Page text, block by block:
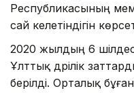
Республикасының
сай келетіндігін
2020 жылдың 6
Ұлттық дәрілік
берілді. Орталық